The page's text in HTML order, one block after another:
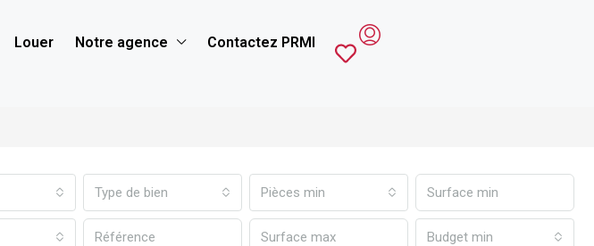
Louer Notre agence Contactez PRMI
Type de bien Pièces min
Budget min